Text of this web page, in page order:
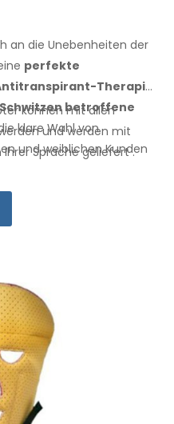
an die Unebenheiten der
perfekte
Therapie
betroffene
klare Wahl von
und weiblichenKunden
können mitallen
und werden mit
Ihrer Sprachegeliefert.